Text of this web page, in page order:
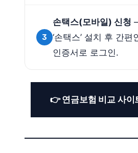
3
손택스(모바일) 신청
‘손택스’ 설치 후 간
인증서로 로그인.
👉 연금보험 비교 사이